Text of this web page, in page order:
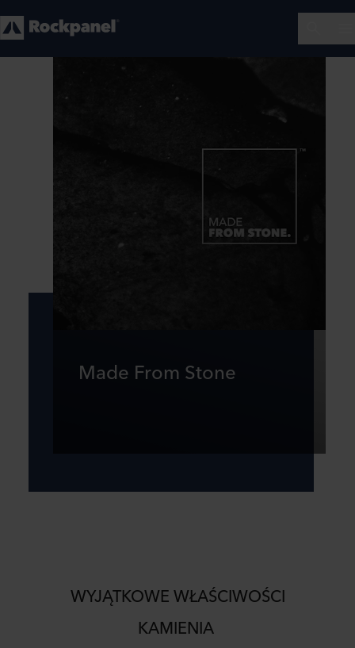
Made From Stone
WYJĄTKOWE WŁAŚCIWOŚCI
KAMIENIA